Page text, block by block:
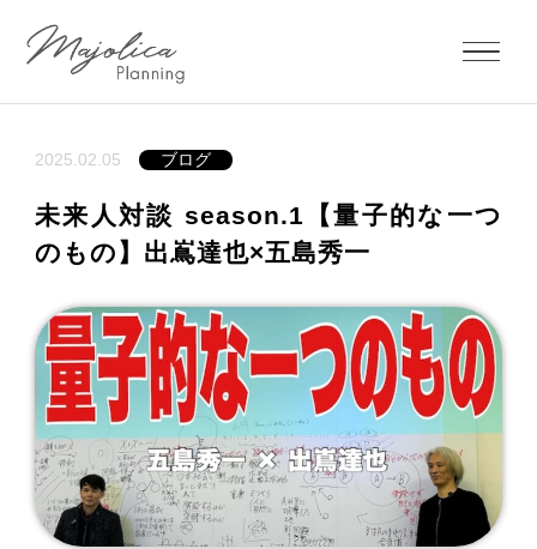
2025.02.05 ブログ
未来人対談 season.1【量子的な一つ
のもの】出嶌達也×五島秀一